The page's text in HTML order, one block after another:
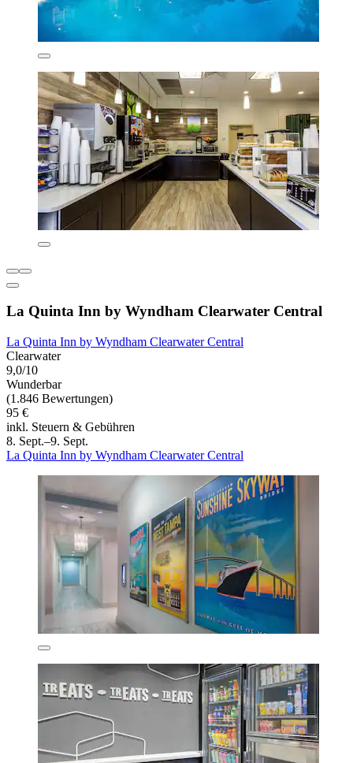
La Quinta Inn by Wyndham Clearwater Central
La Quinta Inn by Wyndham Clearwater Central
Clearwater
9,0/10
Wunderbar
(1.846 Bewertungen)
95 €
inkl. Steuern & Gebühren
8. Sept.–9. Sept.
La Quinta Inn by Wyndham Clearwater Central